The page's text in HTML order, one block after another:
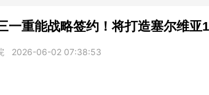
一重能战略签约！将打造塞尔维亚
2026-06-02 07:38:53